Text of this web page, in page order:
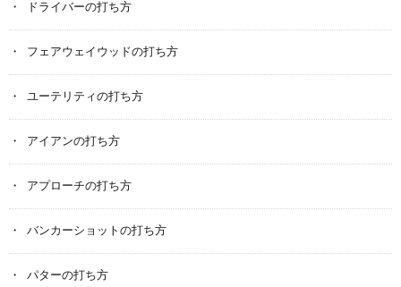
ドライバーの打ち方
フェアウェイウッドの打ち方
ユーテリティの打ち方
アイアンの打ち方
アプローチの打ち方
バンカーショットの打ち方
パターの打ち方